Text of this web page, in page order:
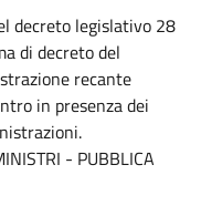
decreto legislativo 28
di decreto del
recante
in presenza dei
- PUBBLICA